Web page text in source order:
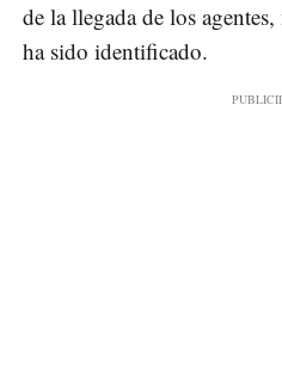
de la llegada de los
ha sido identificado.